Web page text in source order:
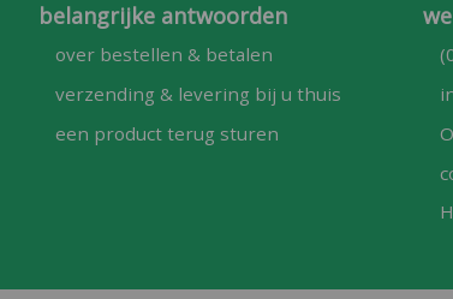
belangrijke antwoorden
over bestellen & betalen
verzending & levering bij u thuis
een product terug sturen